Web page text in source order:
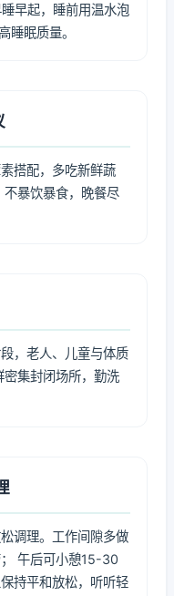
早起，睡前用温水泡
睡眠质量。
搭配，多吃新鲜蔬
暴饮暴食，晚餐尽
，老人、儿童与体质
集封闭场所，勤洗
调理。工作间隙多做
午后可小憩15-30
持平和放松，听听轻